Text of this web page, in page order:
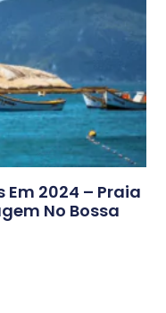
2024 – Praia
No Bossa